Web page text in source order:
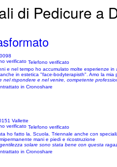
di Pedicure a
Telefono verificato
e nel tempo ho accumulato molte esperienze
in estetica "face-bodyterapisth". Amo la mia
nel rispondere e nel venire, competente
in Cronoshare
Vallette
Telefono verificato
ho fatto la. Scuola. Triennale anche con
mani e piedi e ricostruzione
solare sono stata bene con questa
in Cronoshare